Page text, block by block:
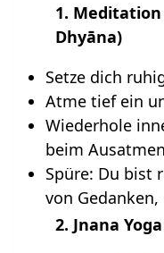
1.
Dhyāna)
Setze dich
Atme tief ein
Wiederhole
beim
Spüre: Du bist
von
2. Jnana